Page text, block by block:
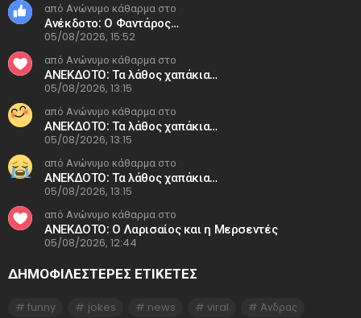
από Ανώνυμο κάθαρμα στο
Ανέκδοτο: Ο Φαντάρος…
05/08/2026, 15:52
από Ανώνυμο κάθαρμα στο
ΑΝΕΚΔΟΤΟ: Τα λάθος χαπάκια…
05/08/2026, 13:15
από Ανώνυμο κάθαρμα στο
ΑΝΕΚΔΟΤΟ: Τα λάθος χαπάκια…
05/08/2026, 13:15
από Ανώνυμο κάθαρμα στο
ΑΝΕΚΔΟΤΟ: Τα λάθος χαπάκια…
05/08/2026, 13:15
από Ανώνυμο κάθαρμα στο
ΑΝΕΚΔΟΤΟ: Ο Λαρισαίος και η Μερσεντές
05/08/2026, 12:44
ΔΗΜΟΦΙΛΕΣΤΕΡΕΣ ΕΤΙΚΈΤΕΣ
funny jokes news viral
Άνδρας